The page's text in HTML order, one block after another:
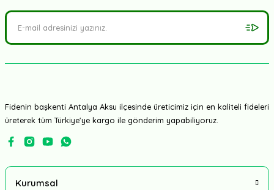
Fidenin başkenti Antalya Aksu ilçesinde üreticimiz için en kaliteli fideleri
üreterek tüm Türkiye'ye kargo ile gönderim yapabiliyoruz.
Kurumsal